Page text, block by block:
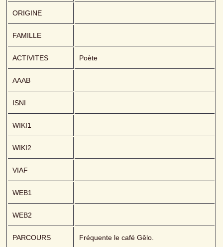
ORIGINE
FAMILLE
ACTIVITES Poète
AAAB
ISNI
WIKI1
WIKI2
VIAF
WEB1
WEB2
PARCOURS Fréquente le café Gêlo.